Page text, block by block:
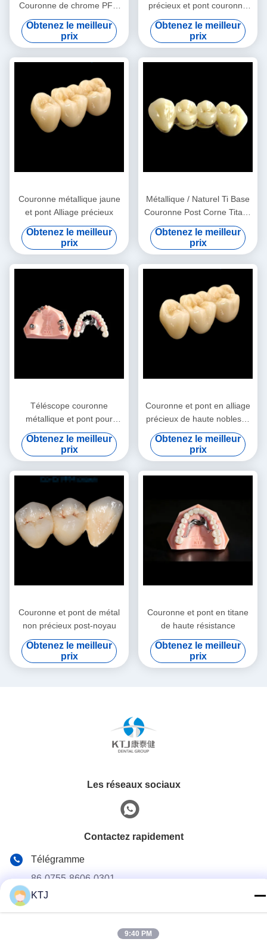
Couronne de chrome PFM
Dentistique haute noblesse
Obtenez le meilleur
prix
précieux et pont couronne
provisoire jaune
Obtenez le meilleur
prix
Couronne métallique jaune
et pont Alliage précieux
Obtenez le meilleur
prix
Métallique / Naturel Ti Base
Couronne Post Corne Titane
couronnes pour les dents
Obtenez le meilleur
prix
Téléscope couronne
métallique et pont pour
dentisterie et orthodontie
Obtenez le meilleur
prix
Couronne et pont en alliage
précieux de haute noblesse
blanche
Obtenez le meilleur
prix
Couronne et pont de métal
non précieux post-noyau
Obtenez le meilleur
prix
Couronne et pont en titane
de haute résistance
Obtenez le meilleur
prix
Les réseaux sociaux
Contactez rapidement
Télégramme
86-0755-8606-0301
KTJ
9:40 PM